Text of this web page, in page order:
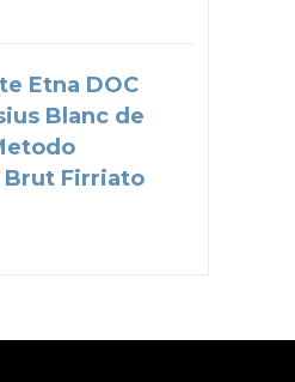
Etna DOC
Blanc de
Brut Firriato